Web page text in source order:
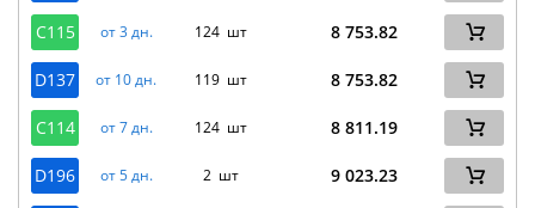
C115 от 3 дн. 124 шт 8 753.82
D137 от 10 дн. 119 шт 8 753.82
C114 от 7 дн. 124 шт 8 811.19
D196 от 5 дн. 2 шт 9 023.23